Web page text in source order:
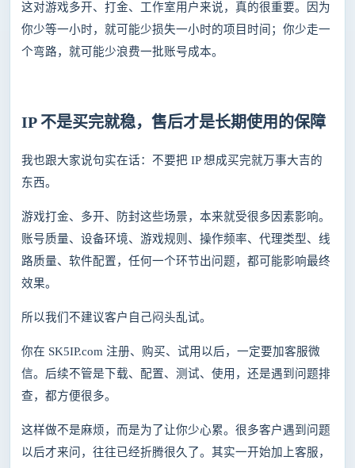
这对游戏多开、打金、工作室用户来说，真的很重要。因为
你少等一小时，就可能少损失一小时的项目时间；你少走一
个弯路，就可能少浪费一批账号成本。
IP 不是买完就稳，售后才是长期使用的保障
我也跟大家说句实在话：不要把 IP 想成买完就万事大吉的
东西。
游戏打金、多开、防封这些场景，本来就受很多因素影响。
账号质量、设备环境、游戏规则、操作频率、代理类型、线
路质量、软件配置，任何一个环节出问题，都可能影响最终
效果。
所以我们不建议客户自己闷头乱试。
你在 SK5IP.com 注册、购买、试用以后，一定要加客服微
信。后续不管是下载、配置、测试、使用，还是遇到问题排
查，都方便很多。
这样做不是麻烦，而是为了让你少心累。很多客户遇到问题
以后才来问，往往已经折腾很久了。其实一开始加上客服，